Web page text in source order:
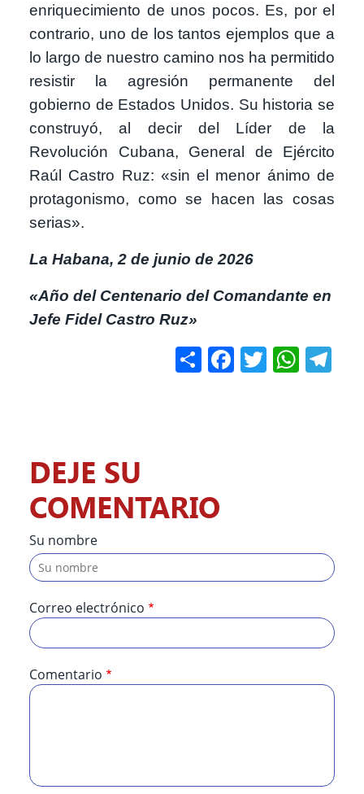
enriquecimiento de unos pocos. Es, por el
contrario, uno de los tantos ejemplos que a
lo largo de nuestro camino nos ha permitido
resistir la agresión permanente del
gobierno de Estados Unidos. Su historia se
construyó, al decir del Líder de la
Revolución Cubana, General de Ejército
Raúl Castro Ruz: «sin el menor ánimo de
protagonismo, como se hacen las cosas
serias».
La Habana, 2 de junio de 2026
«Año del Centenario del Comandante en
Jefe Fidel Castro Ruz»
ShareFacebook
Twitter
DEJE SU
COMENTARIO
Su nombre
Correo electrónico
Comentario